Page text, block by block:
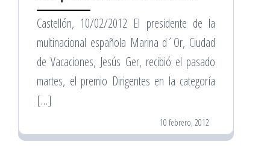
Castellón, 10/02/2012 El presidente de la
multinacional española Marina d´Or, Ciudad
de Vacaciones, Jesús Ger, recibió el pasado
martes, el premio Dirigentes en la categoría
[…]
10 febrero, 2012